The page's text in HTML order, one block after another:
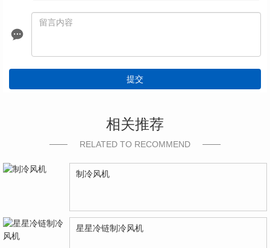
提交
相关推荐
RELATED TO RECOMMEND
制冷风机
星星冷链制冷风机